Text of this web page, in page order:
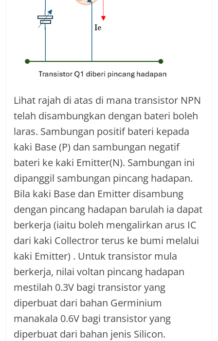
Lihat rajah di atas di mana transistor NPN
telah disambungkan dengan bateri boleh
laras. Sambungan positif bateri kepada
kaki Base (P) dan sambungan negatif
bateri ke kaki Emitter(N). Sambungan ini
dipanggil sambungan pincang hadapan.
Bila kaki Base dan Emitter disambung
dengan pincang hadapan barulah ia dapat
berkerja (iaitu boleh mengalirkan arus IC
dari kaki Collectror terus ke bumi melalui
kaki Emitter) . Untuk transistor mula
berkerja, nilai voltan pincang hadapan
mestilah 0.3V bagi transistor yang
diperbuat dari bahan Germinium
manakala 0.6V bagi transistor yang
diperbuat dari bahan jenis Silicon.